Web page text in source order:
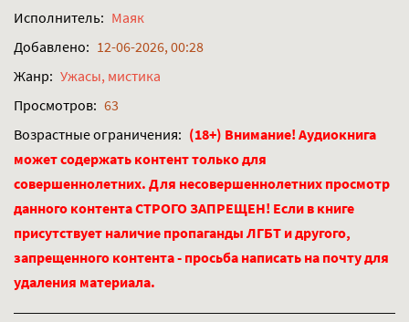
Исполнитель: Маяк
Добавлено: 12-06-2026, 00:28
Жанр: Ужасы, мистика
Просмотров: 63
Возрастные ограничения: (18+) Внимание! Аудиокнига
может содержать контент только для
совершеннолетних. Для несовершеннолетних просмотр
данного контента СТРОГО ЗАПРЕЩЕН! Если в книге
присутствует наличие пропаганды ЛГБТ и другого,
запрещенного контента - просьба написать на почту для
удаления материала.